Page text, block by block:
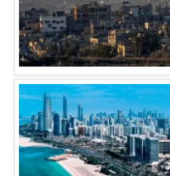
VTV Sức khoẻ
Thị trường 24h
VTV4
VTV9